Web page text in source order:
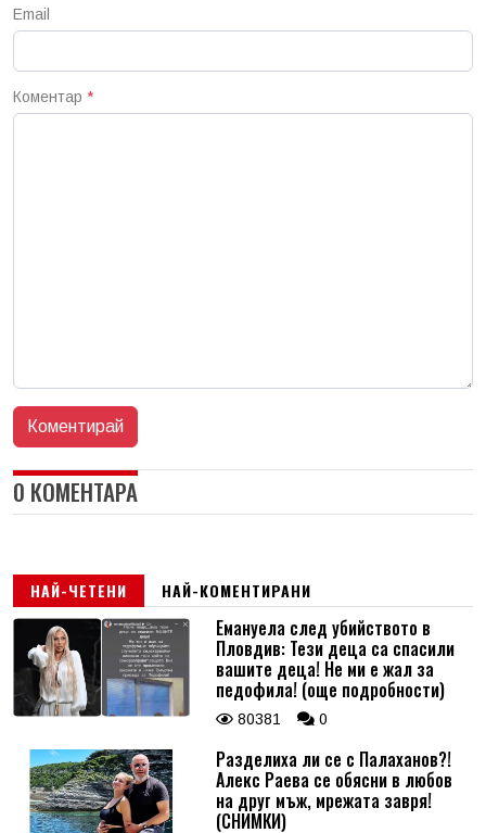
Email
Коментар *
0 КОМЕНТАРА
НАЙ-ЧЕТЕНИ НАЙ-КОМЕНТИРАНИ
Емануела след убийството в
Пловдив: Тези деца са спасили
вашите деца! Не ми е жал за
педофила! (още подробности)
80381 0
Разделиха ли се с Палаханов?!
Алекс Раева се обясни в любов
на друг мъж, мрежата завря!
(СНИМКИ)